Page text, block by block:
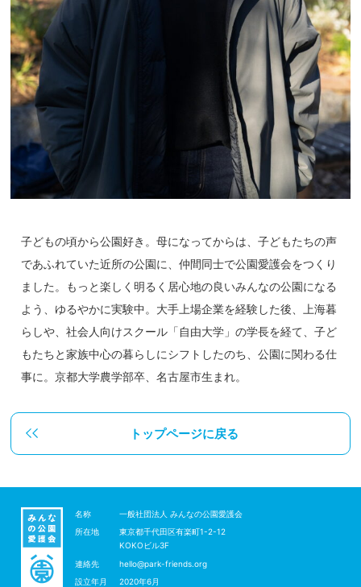
子どもの頃から公園好き。母になってからは、子どもたちの声
であふれていた近所の公園に、仲間同士で公園愛護会をつくり
ました。もっと楽しく明るく居心地の良いみんなの公園になる
よう、ゆるやかに実験中。大手上場企業を経験した後、上海暮
らしや、社会人向けスクール「自由大学」の学長を経て、子ど
もたちと家族中心の暮らしにシフトしたのち、公園に関わる仕
事に。京都大学農学部卒、名古屋市生まれ。
トップページに戻る
名称
一般社団法人 みんなの公園愛護会
所在地
東京都千代田区有楽町1-2-12
KOKOビル3F
連絡先
hello@park-friends.org
設立年月
2020年6月